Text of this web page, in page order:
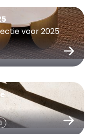
voor 2025